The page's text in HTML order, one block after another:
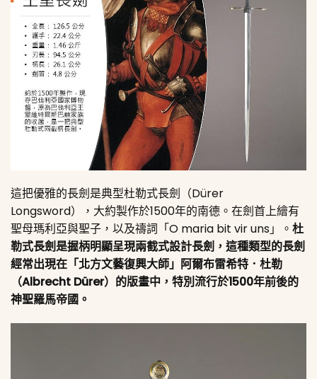
這把優雅的長劍是典型杜勒式長劍（Dürer
Longsword），大約製作於1500年的南德。在劍首上繪有
聖母瑪利亞與聖子，以及禱詞「O maria bit vir uns」。 杜
勒式長劍是握柄明顯呈現兩截式設計長劍，這種類型的長劍
經常出現在「北方文藝復興大師」阿爾布雷希特．杜勒
（Albrecht Dürer）的版畫中，特別流行於1500年前後的
神聖羅馬帝國。